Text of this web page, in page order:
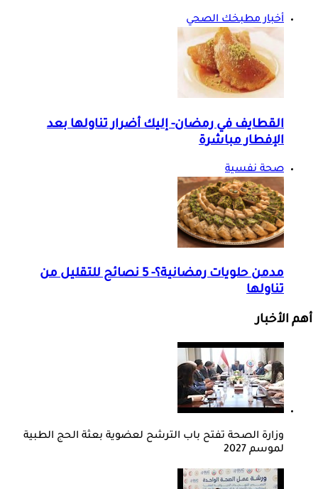
أخبار مطبخك الصحي
القطايف في رمضان- إليك أضرار تناولها بعد
الإفطار مباشرة
صحة نفسية
مدمن حلويات رمضانية؟- 5 نصائح للتقليل من
تناولها
أهم الأخبار
وزارة الصحة تفتح باب الترشح لعضوية بعثة الحج الطبية
لموسم 2027